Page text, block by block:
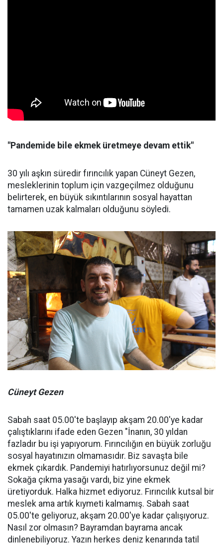
"Pandemide bile ekmek üretmeye devam ettik"
30 yılı aşkın süredir fırıncılık yapan Cüneyt Gezen,
mesleklerinin toplum için vazgeçilmez olduğunu
belirterek, en büyük sıkıntılarının sosyal hayattan
tamamen uzak kalmaları olduğunu söyledi.
Cüneyt Gezen
Sabah saat 05.00'te başlayıp akşam 20.00'ye kadar
çalıştıklarını ifade eden Gezen "İnanın, 30 yıldan
fazladır bu işi yapıyorum. Fırıncılığın en büyük zorluğu
sosyal hayatınızın olmamasıdır. Biz savaşta bile
ekmek çıkardık. Pandemiyi hatırlıyorsunuz değil mi?
Sokağa çıkma yasağı vardı, biz yine ekmek
üretiyorduk. Halka hizmet ediyoruz. Fırıncılık kutsal bir
meslek ama artık kıymeti kalmamış. Sabah saat
05.00'te geliyoruz, akşam 20.00'ye kadar çalışıyoruz.
Nasıl zor olmasın? Bayramdan bayrama ancak
dinlenebiliyoruz. Yazın herkes deniz kenarında tatil